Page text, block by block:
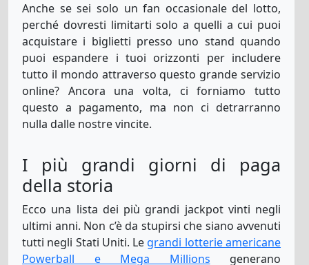
Anche se sei solo un fan occasionale del lotto,
perché dovresti limitarti solo a quelli a cui puoi
acquistare i biglietti presso uno stand quando
puoi espandere i tuoi orizzonti per includere
tutto il mondo attraverso questo grande servizio
online? Ancora una volta, ci forniamo tutto
questo a pagamento, ma non ci detrarranno
nulla dalle nostre vincite.
I più grandi giorni di paga
della storia
Ecco una lista dei più grandi jackpot vinti negli
ultimi anni. Non c’è da stupirsi che siano avvenuti
tutti negli Stati Uniti. Le grandi lotterie americane
Powerball e Mega Millions generano